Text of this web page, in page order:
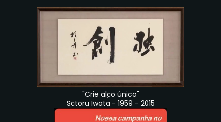
"Crie algo único"
Satoru Iwata - 1959 - 2015